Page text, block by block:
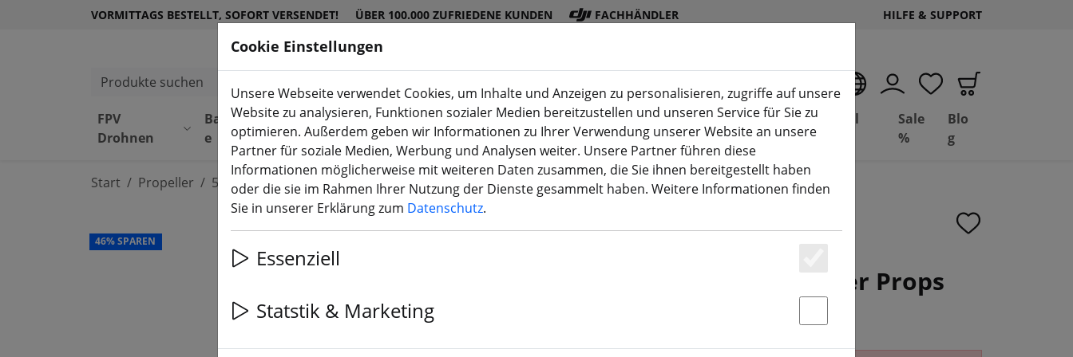
VORMITTAGS BESTELLT, SOFORT VERSENDET! ÜBER 100.000 ZUFRIEDENE KUNDEN FACHHÄNDLER HILFE & SUPPORT
Produkte suchen
FPV
Drohnen
Bauteil
e
Equipmen
t
DJI
Shop
Akku
s
Propelle
r
Zubehö
r
3D
Druck(aktuelle Seite)
Deal
Depot
Basil
Sale
%
Blo
g
Start Propeller 5 Zoll Propeller
Lumenier 5x3 Carbon Fiber Props
46% SPAREN
Cookie Einstellungen
Unsere Webseite verwendet Cookies, um Inhalte und Anzeigen zu personalisieren, zugriffe auf unsere
Website zu analysieren, Funktionen sozialer Medien bereitzustellen und unseren Service für Sie zu
optimieren. Außerdem geben wir Informationen zu Ihrer Verwendung unserer Website an unsere
Partner für soziale Medien, Werbung und Analysen weiter. Unsere Partner führen diese
Informationen möglicherweise mit weiteren Daten zusammen, die Sie ihnen bereitgestellt haben
oder die sie im Rahmen Ihrer Nutzung der Dienste gesammelt haben. Weitere Informationen finden
Sie in unserer Erklärung zum Datenschutz.
Essenziell
Essenziell
Statstik & Marketing